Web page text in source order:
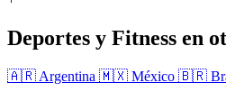
Deportes y Fitness en
🇦🇷 Argentina 🇲🇽 México 🇧🇷